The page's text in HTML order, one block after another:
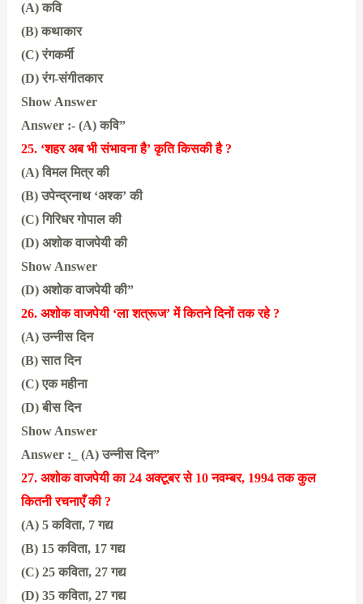
(A) कवि
(B) कथाकार
(C) रंगकर्मी
(D) रंग-संगीतकार
Show Answer
Answer :- (A) कवि”
25. ‘शहर अब भी संभावना है’ कृति किसकी है ?
(A) विमल मित्र की
(B) उपेन्द्रनाथ ‘अश्क’ की
(C) गिरिधर गोपाल की
(D) अशोक वाजपेयी की
Show Answer
(D) अशोक वाजपेयी की”
26. अशोक वाजपेयी ‘ला शत्रूज’ में कितने दिनों तक रहे ?
(A) उन्नीस दिन
(B) सात दिन
(C) एक महीना
(D) बीस दिन
Show Answer
Answer :_ (A) उन्नीस दिन”
27. अशोक वाजपेयी का 24 अक्टूबर से 10 नवम्बर, 1994 तक कुल
कितनी रचनाएँ की ?
(A) 5 कविता, 7 गद्य
(B) 15 कविता, 17 गद्य
(C) 25 कविता, 27 गद्य
(D) 35 कविता, 27 गद्य